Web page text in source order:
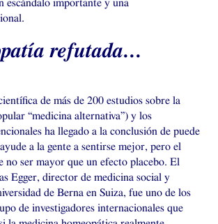
escándalo importante y una
refutada…
de más de 200 estudios sobre la
“medicina alternativa”) y los
ha llegado a la conclusión de puede
a la gente a sentirse mejor, pero el
no ser mayor que un efecto placebo. El
Egger, director de medicina social y
de Berna en Suiza, fue uno de los
de investigadores internacionales que